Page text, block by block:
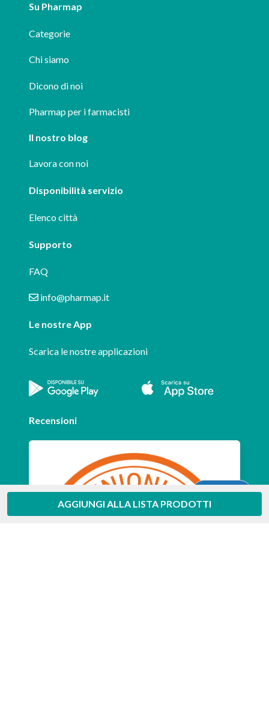
AGGIUNGI ALLA LISTA PRODOTTI
Su Pharmap
Categorie
Chi siamo
Dicono di noi
Pharmap per i farmacisti
Il nostro blog
Lavora con noi
Disponibilità servizio
Elenco città
Supporto
FAQ
info@pharmap.it
Le nostre App
Scarica le nostre applicazioni
Recensioni
Aiuto